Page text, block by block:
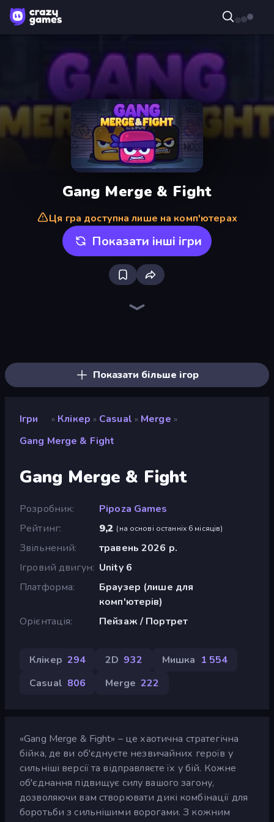
Gang Merge & Fight
Ця гра доступна лише на комп'ютерах
Показати інші ігри
Показати більше ігор
Ігри » Клікер » Casual » Merge »
Gang Merge & Fight
Gang Merge & Fight
Розробник
Pipoza Games
Рейтинг
9,2 (на основі останніх 6 місяців)
Звільнений
травень 2026 р.
Ігровий двигун Unity 6
Платформа
Браузер (лише для
комп'ютерів)
Орієнтація
Пейзаж / Портрет
Клікер 294 2D 932 Мишка 1 554
Casual 806 Merge 222
«Gang Merge & Fight» – це хаотична стратегічна
бійка, де ви об'єднуєте незвичайних героїв у
сильніші версії та відправляєте їх у бій. Кожне
об'єднання підвищує силу вашого загону,
дозволяючи вам створювати дикі комбінації для
боротьби з сильнішими ворогами. З кожним